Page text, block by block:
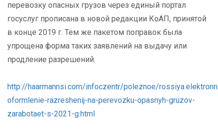
перевозку опасных грузов через единый портал
госуслуг прописана в новой редакции КоАП, принятой
в конце 2019 г. Тем же пакетом поправок была
упрощена форма таких заявлений на выдачу или
продление разрешений.
http://haarmannsi.com/infoczentr/poleznoe/
oformlenie-razreshenij-na-perevozku-opasnyh-gruzov-
zarabotaet-s-2021-g.html